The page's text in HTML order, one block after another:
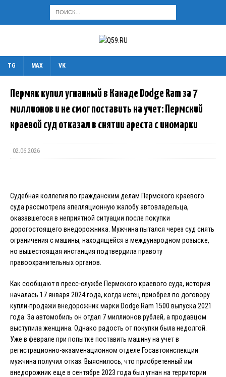
TG MAX VK
Пермяк купил угнанный в Канаде Dodge Ram за 7
миллионов и не смог поставить на учет: Пермский
краевой суд отказал в снятии ареста с иномарки
02.06.2026
Судебная коллегия по гражданским делам Пермского краевого
суда рассмотрела апелляционную жалобу автовладельца,
оказавшегося в неприятной ситуации после покупки
дорогостоящего внедорожника. Мужчина пытался через суд снять
ограничения с машины, находящейся в международном розыске,
но вышестоящая инстанция подтвердила правоту
правоохранительных органов.
Как сообщают в пресс-службе Пермского краевого суда, история
началась 17 января 2024 года, когда истец приобрел по договору
купли-продажи внедорожник марки Dodge Ram 1500 выпуска 2021
года. За автомобиль он отдал 7 миллионов рублей, а продавцом
выступила женщина. Однако радость от покупки была недолгой.
Уже в феврале при попытке поставить машину на учет в
регистрационно-экзаменационном отделе Госавтоинспекции
мужчина получил отказ. Выяснилось, что приобретенный им
внедорожник еще в сентябре 2023 года был угнан на территории